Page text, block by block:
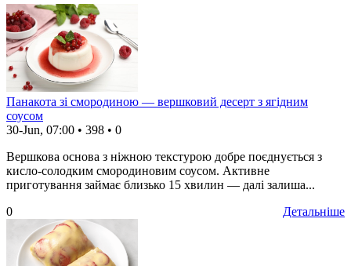
Панакота зі смородиною — вершковий десерт з ягідним
соусом
30-Jun, 07:00 • 398 • 0
Вершкова основа з ніжною текстурою добре поєднується з
кисло-солодким смородиновим соусом. Активне
приготування займає близько 15 хвилин — далі залиша...
Детальніше
0